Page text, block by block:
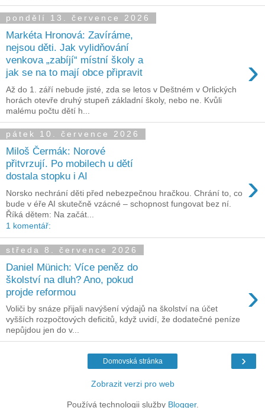
pondělí 13. července 2026
Markéta Hronová: Zavíráme,
nejsou děti. Jak vylidňování
venkova „zabíjí“ místní školy a
jak se na to mají obce připravit
›
Až do 1. září nebude jisté, zda se letos v Deštném v Orlických
horách otevře druhý stupeň základní školy, nebo ne. Kvůli
malému počtu dětí h...
pátek 10. července 2026
Miloš Čermák: Norové
přitvrzují. Po mobilech u dětí
dostala stopku i AI
›
Norsko nechrání děti před nebezpečnou hračkou. Chrání to, co
bude v éře AI skutečně vzácné – schopnost fungovat bez ní.
Říká dětem: Na začát...
1 komentář:
středa 8. července 2026
Daniel Münich: Více peněz do
školství na dluh? Ano, pokud
projde reformou
›
Voliči by snáze přijali navýšení výdajů na školství na účet
vyšších rozpočtových deficitů, když uvidí, že dodatečné peníze
nepůjdou jen do v...
›
Domovská stránka
Zobrazit verzi pro web
Používá technologii služby Blogger.